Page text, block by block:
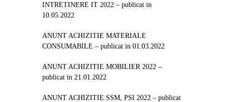
INTRETINERE IT 2022 – publicat in
10.05.2022
ANUNT ACHIZITIE MATERIALE
CONSUMABILE – publicat in 01.03.2022
ANUNT ACHIZITIE MOBILIER 2022 –
publicat in 21.01.2022
ANUNT ACHIZITIE SSM, PSI 2022 – publicat